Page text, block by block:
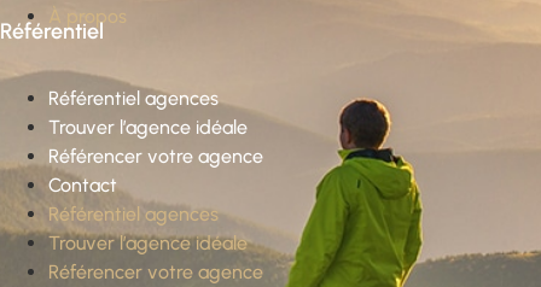
À propos
Référentiel
Référentiel agences
Trouver l’agence idéale
Référencer votre agence
Contact
Référentiel agences
Trouver l’agence idéale
Référencer votre agence